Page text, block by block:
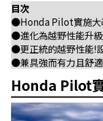
目次
●Honda Pilot實施大
●進化為越野性能升
●更正統的越野性能!
●兼具強而有力且舒
Honda Pilot